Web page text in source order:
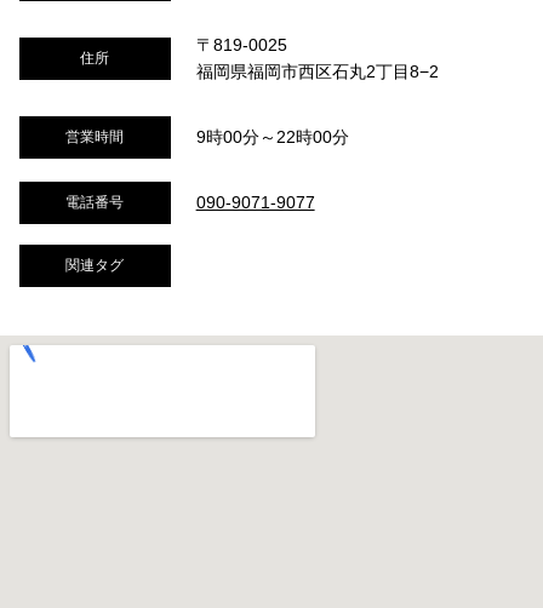
住所
〒819-0025
福岡県福岡市西区石丸2丁目8−2
営業時間 9時00分～22時00分
電話番号 090-9071-9077
関連タグ